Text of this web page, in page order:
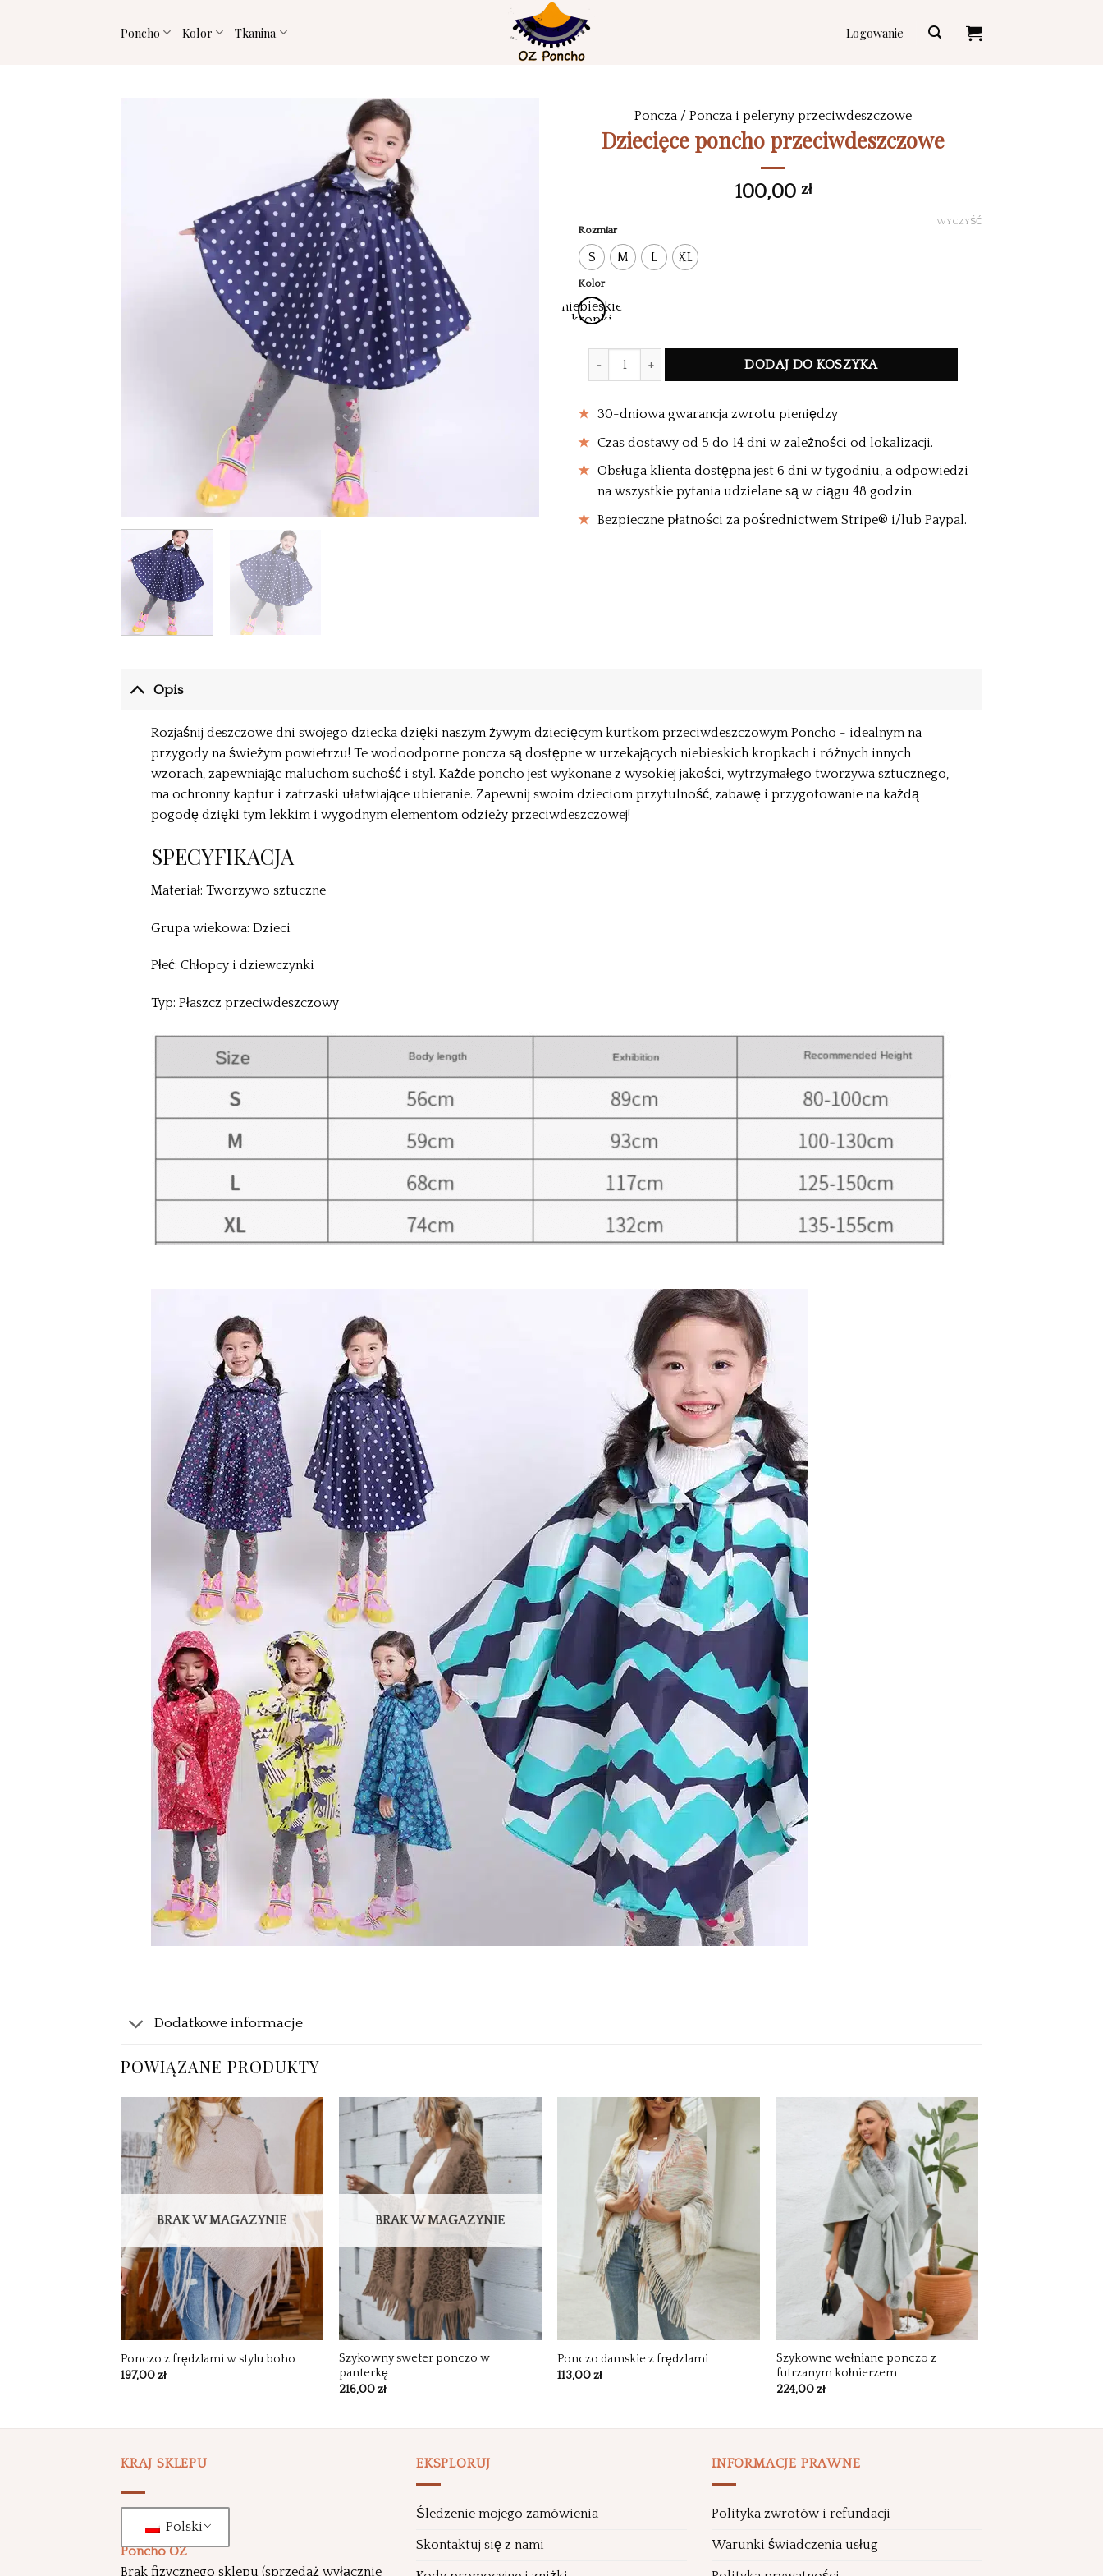
Poncho Kolor Tkanina Logowanie
Poncza / Poncza i peleryny przeciwdeszczowe
Dziecięce poncho przeciwdeszczowe
100,00 zł
Rozmiar
S M L XL
Kolor
niebieskie
kropki
WYCZYŚĆ
Ilość Kids Rain Poncho Jackets
DODAJ DO KOSZYKA
30-dniowa gwarancja zwrotu pieniędzy
Czas dostawy od 5 do 14 dni w zależności od lokalizacji.
Obsługa klienta dostępna jest 6 dni w tygodniu, a odpowiedzi
na wszystkie pytania udzielane są w ciągu 48 godzin.
Bezpieczne płatności za pośrednictwem Stripe® i/lub Paypal.
Opis
Rozjaśnij deszczowe dni swojego dziecka dzięki naszym żywym dziecięcym kurtkom przeciwdeszczowym Poncho - idealnym na
przygody na świeżym powietrzu! Te wodoodporne poncza są dostępne w urzekających niebieskich kropkach i różnych innych
wzorach, zapewniając maluchom suchość i styl. Każde poncho jest wykonane z wysokiej jakości, wytrzymałego tworzywa sztucznego,
ma ochronny kaptur i zatrzaski ułatwiające ubieranie. Zapewnij swoim dzieciom przytulność, zabawę i przygotowanie na każdą
pogodę dzięki tym lekkim i wygodnym elementom odzieży przeciwdeszczowej!
SPECYFIKACJA
Materiał: Tworzywo sztuczne
Grupa wiekowa: Dzieci
Płeć: Chłopcy i dziewczynki
Typ: Płaszcz przeciwdeszczowy
Dodatkowe informacje
POWIĄZANE PRODUKTY
BRAK W MAGAZYNIE
Ponczo z frędzlami w stylu boho
197,00zł
BRAK W MAGAZYNIE
Szykowny sweter ponczo w
panterkę
216,00zł
Ponczo damskie z frędzlami
113,00zł
Szykowne wełniane ponczo z
futrzanym kołnierzem
224,00zł
KRAJ SKLEPU
Polski
Poncho OZ
Brak fizycznego sklepu (sprzedaż wyłącznie
EKSPLORUJ
Śledzenie mojego zamówienia
Skontaktuj się z nami
INFORMACJE PRAWNE
Polityka zwrotów i refundacji
Warunki świadczenia usług